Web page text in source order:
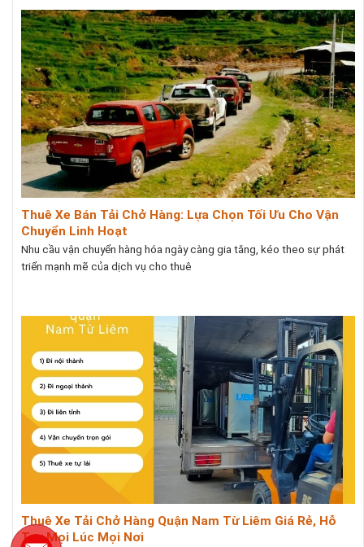
Thuê Xe Bán Tải Chở Hàng: Lựa Chọn Tối Ưu Cho Vận
Chuyển Linh Hoạt
Nhu cầu vận chuyển hàng hóa ngày càng gia tăng, kéo theo sự phát
triển mạnh mẽ của dịch vụ cho thuê
Thuê Xe Tải Chở Hàng Quận Nam Từ Liêm Giá Rẻ, Hỗ
Trợ Mọi Lúc Mọi Nơi